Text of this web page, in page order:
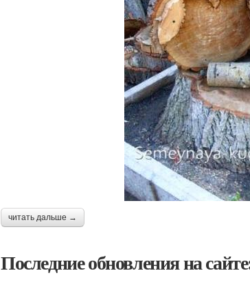
читать дальше →
Последние обновления на